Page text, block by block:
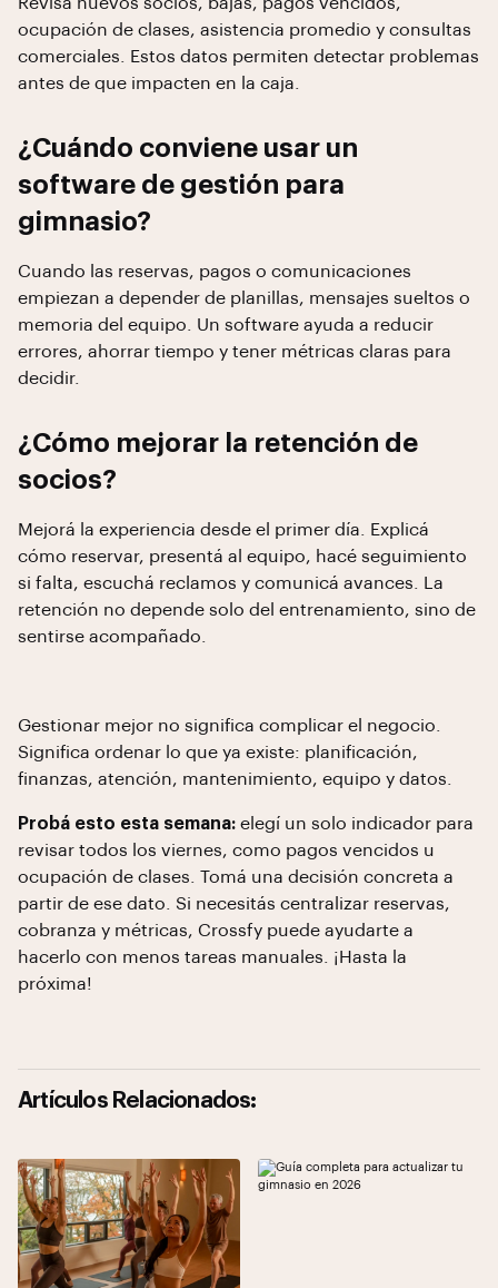
ocupación de clases, asistencia promedio y consultas
comerciales. Estos datos permiten detectar problemas
antes de que impacten en la caja.
¿Cuándo conviene usar un
software de gestión para
gimnasio?
Cuando las reservas, pagos o comunicaciones
empiezan a depender de planillas, mensajes sueltos o
memoria del equipo. Un software ayuda a reducir
errores, ahorrar tiempo y tener métricas claras para
decidir.
¿Cómo mejorar la retención de
socios?
Mejorá la experiencia desde el primer día. Explicá
cómo reservar, presentá al equipo, hacé seguimiento
si falta, escuchá reclamos y comunicá avances. La
retención no depende solo del entrenamiento, sino de
sentirse acompañado.
Gestionar mejor no significa complicar el negocio.
Significa ordenar lo que ya existe: planificación,
finanzas, atención, mantenimiento, equipo y datos.
Probá esto esta semana: elegí un solo indicador para
revisar todos los viernes, como pagos vencidos u
ocupación de clases. Tomá una decisión concreta a
partir de ese dato. Si necesitás centralizar reservas,
cobranza y métricas, Crossfy puede ayudarte a
hacerlo con menos tareas manuales. ¡Hasta la
próxima!
Artículos Relacionados: